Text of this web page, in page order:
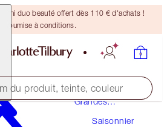
mini duo beauté offert dès 110 € d'achats !
soumise à conditions.
du produit, teinte, couleur
Grandes
Saisonnier